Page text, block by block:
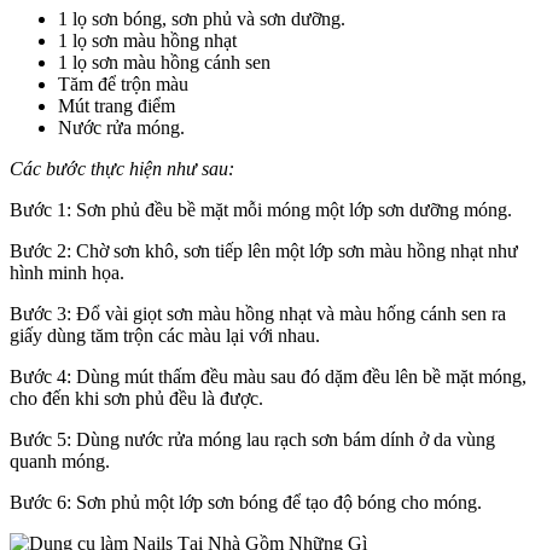
1 lọ sơn bóng, sơn phủ và sơn dưỡng.
1 lọ sơn màu hồng nhạt
1 lọ sơn màu hồng cánh sen
Tăm để trộn màu
Mút trang điểm
Nước rửa móng.
Các bước thực hiện như sau:
Bước 1: Sơn phủ đều bề mặt mỗi móng một lớp sơn dưỡng móng.
Bước 2: Chờ sơn khô, sơn tiếp lên một lớp sơn màu hồng nhạt như
hình minh họa.
Bước 3: Đổ vài giọt sơn màu hồng nhạt và màu hống cánh sen ra
giấy dùng tăm trộn các màu lại với nhau.
Bước 4: Dùng mút thấm đều màu sau đó dặm đều lên bề mặt móng,
cho đến khi sơn phủ đều là được.
Bước 5: Dùng nước rửa móng lau rạch sơn bám dính ở da vùng
quanh móng.
Bước 6: Sơn phủ một lớp sơn bóng để tạo độ bóng cho móng.